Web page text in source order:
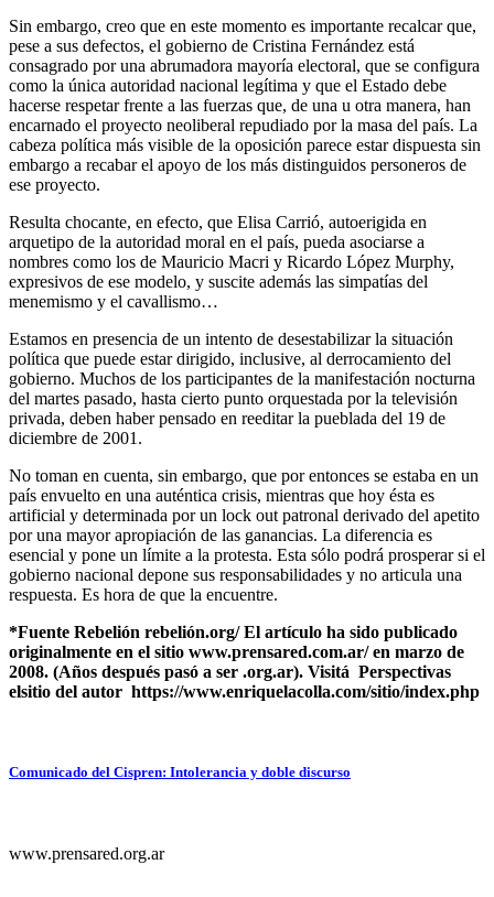
Sin embargo, creo que en este momento es importante recalcar que,
pese a sus defectos, el gobierno de Cristina Fernández está
consagrado por una abrumadora mayoría electoral, que se configura
como la única autoridad nacional legítima y que el Estado debe
hacerse respetar frente a las fuerzas que, de una u otra manera, han
encarnado el proyecto neoliberal repudiado por la masa del país. La
cabeza política más visible de la oposición parece estar dispuesta sin
embargo a recabar el apoyo de los más distinguidos personeros de
ese proyecto.
Resulta chocante, en efecto, que Elisa Carrió, autoerigida en
arquetipo de la autoridad moral en el país, pueda asociarse a
nombres como los de Mauricio Macri y Ricardo López Murphy,
expresivos de ese modelo, y suscite además las simpatías del
menemismo y el cavallismo…
Estamos en presencia de un intento de desestabilizar la situación
política que puede estar dirigido, inclusive, al derrocamiento del
gobierno. Muchos de los participantes de la manifestación nocturna
del martes pasado, hasta cierto punto orquestada por la televisión
privada, deben haber pensado en reeditar la pueblada del 19 de
diciembre de 2001.
No toman en cuenta, sin embargo, que por entonces se estaba en un
país envuelto en una auténtica crisis, mientras que hoy ésta es
artificial y determinada por un lock out patronal derivado del apetito
por una mayor apropiación de las ganancias. La diferencia es
esencial y pone un límite a la protesta. Esta sólo podrá prosperar si el
gobierno nacional depone sus responsabilidades y no articula una
respuesta. Es hora de que la encuentre.
*Fuente Rebelión rebelión.org/ El artículo ha sido publicado
originalmente en el sitio www.prensared.com.ar/ en marzo de
2008. (Años después pasó a ser .org.ar). Visitá Perspectivas
elsitio del autor https://www.enriquelacolla.com/sitio/index.php
Comunicado del Cispren: Intolerancia y doble discurso
www.prensared.org.ar